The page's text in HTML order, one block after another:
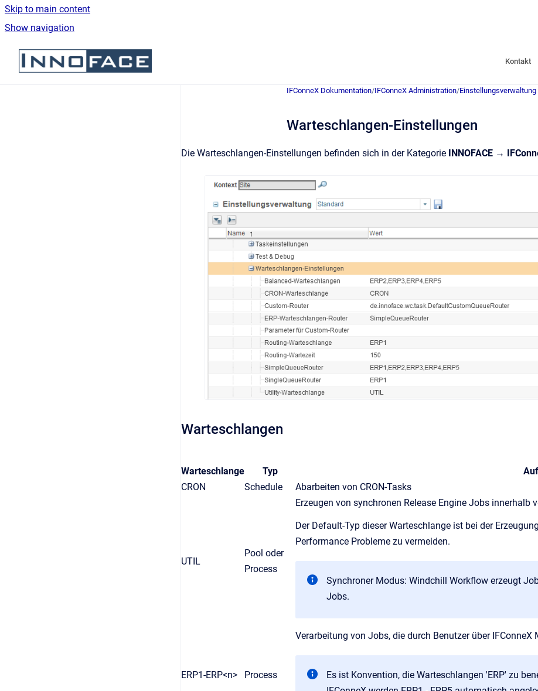
Skip to main content
Show navigation
Go to homepage
Kontakt
IFConneX Dokumentation/IFConneX Administration/Einstellungsverwaltung
Warteschlangen-Einstellungen
Die Warteschlangen-Einstellungen befinden sich in der Kategorie INNOFACE →
Warteschlangen
Warteschlange Typ
CRON
Schedule Abarbeiten von CRON-Tasks
UTIL
Pool oder
Process
Erzeugen von synchronen Release Engine Jobs innerhalb
Der Default-Typ dieser Warteschlange ist bei der
Performance Probleme zu vermeiden.
Synchroner Modus: Windchill Workflow erzeugt
Jobs.
ERP1-ERP<n> Process
Verarbeitung von Jobs, die durch Benutzer über IFConneX
Es ist Konvention, die Warteschlangen 'ERP' zu